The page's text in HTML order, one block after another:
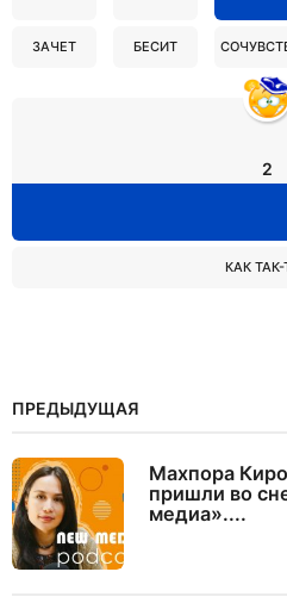
ЗАЧЕТ БЕСИТ
2
КАК ТАК-
ПРЕДЫДУЩАЯ
Махпора
пришли во
медиа»....